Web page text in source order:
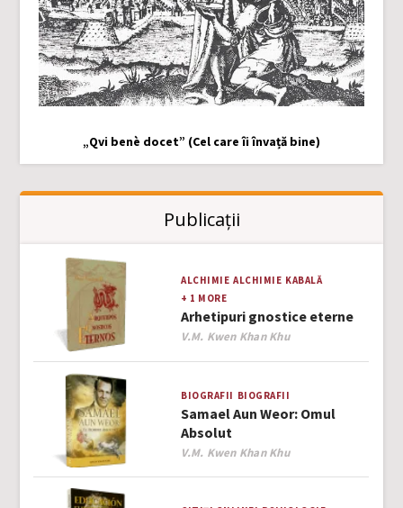
„Qvi benè docet” (Cel care îi învață bine)
Publicații
ALCHIMIE ALCHIMIE KABALĂ
+ 1 MORE
Arhetipuri gnostice eterne
Author
V.M. Kwen Khan Khu
BIOGRAFII BIOGRAFII
Samael Aun Weor: Omul
Absolut
Author
V.M. Kwen Khan Khu